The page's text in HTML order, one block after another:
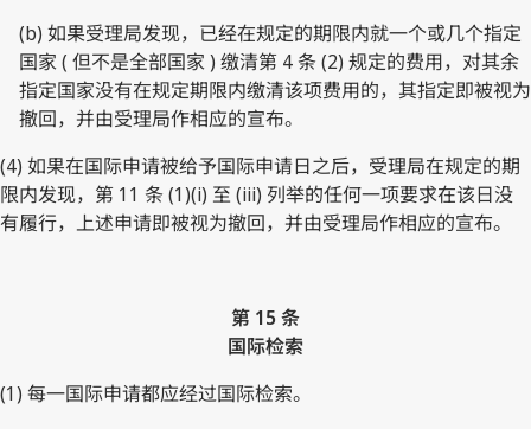
(b) 如果受理局发现，已经在规定的期限内就一个或几个指定
国家 ( 但不是全部国家 ) 缴清第 4 条 (2) 规定的费用，对其余
指定国家没有在规定期限内缴清该项费用的，其指定即被视为
撤回，并由受理局作相应的宣布。
(4) 如果在国际申请被给予国际申请日之后，受理局在规定的期
限内发现，第 11 条 (1)(i) 至 (iii) 列举的任何一项要求在该日没
有履行，上述申请即被视为撤回，并由受理局作相应的宣布。
第 15 条
国际检索
(1) 每一国际申请都应经过国际检索。